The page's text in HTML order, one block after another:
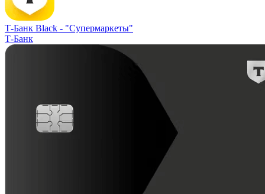
Т-Банк Black - "Супермаркеты"
Т-Банк